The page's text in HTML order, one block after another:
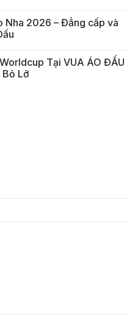
Nha 2026 – Đẳng cấp và
Tại VUA ÁO ĐẤU
Bỏ Lỡ